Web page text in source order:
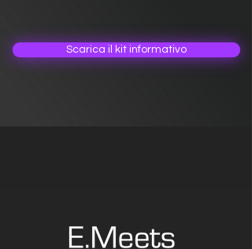
Scarica il kit informativo